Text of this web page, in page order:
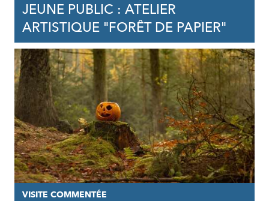
JEUNE PUBLIC : ATELIER
ARTISTIQUE "FORÊT DE PAPIER"
VISITE COMMENTÉE